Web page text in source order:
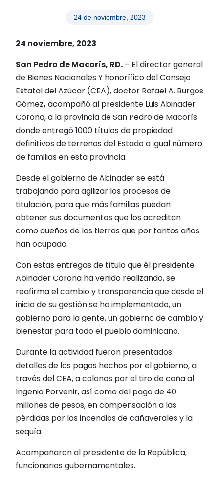
24 de noviembre, 2023
24 noviembre, 2023
San Pedro de Macorís, RD. – El director general
de Bienes Nacionales Y honorífico del Consejo
Estatal del Azúcar (CEA), doctor Rafael A. Burgos
Gómez, acompañó al presidente Luis Abinader
Corona, a la provincia de San Pedro de Macorís
donde entregó 1000 títulos de propiedad
definitivos de terrenos del Estado a igual número
de familias en esta provincia.
Desde el gobierno de Abinader se está
trabajando para agilizar los procesos de
titulación, para que más familias puedan
obtener sus documentos que los acreditan
como dueños de las tierras que por tantos años
han ocupado.
Con estas entregas de título que él presidente
Abinader Corona ha venido realizando, se
reafirma el cambio y transparencia que desde el
inicio de su gestión se ha implementado, un
gobierno para la gente, un gobierno de cambio y
bienestar para todo el pueblo dominicano.
Durante la actividad fueron presentados
detalles de los pagos hechos por el gobierno, a
través del CEA, a colonos por el tiro de caña al
Ingenio Porvenir, así como del pago de 40
millones de pesos, en compensación a las
pérdidas por los incendios de cañaverales y la
sequía.
Acompañaron al presidente de la República,
funcionarios gubernamentales.